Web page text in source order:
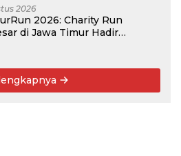
2026
2026: Charity Run
di Jawa Timur Hadir